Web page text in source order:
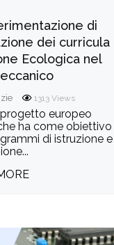
di
dei curricula
Ecologica nel
1313 Views
europeo
ha come obiettivo
di istruzione e